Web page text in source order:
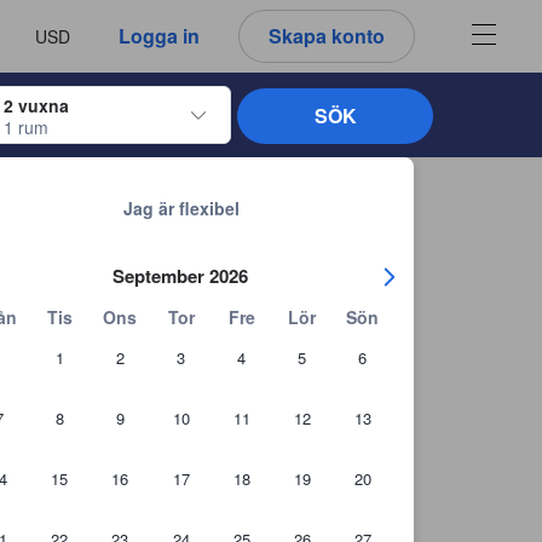
USD Logga in Skapa konto
välja
2 vuxna
1 rum
för att navigera genom in- och utcheckningsdatumen. När du
Jag är flexibel
September 2026
Tis Ons Tor Fre Lör Sön
1 2 3 4 5 6
8 9 10 11 12 13
15 16 17 18 19 20
SÖK
du ser är därför alltid autentiska.